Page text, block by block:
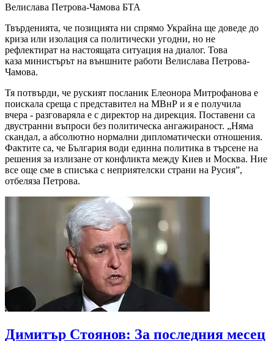
Велислава Петрова-Чамова БТА
Твърденията, че позицията ни спрямо Украйна ще доведе до
криза или изолация са политически угодни, но не
рефлектират на настоящата ситуация на диалог. Това
каза министърът на външните работи Велислава Петрова-
Чамова.
Тя потвърди, че руският посланик Елеонора Митрофанова е
поискала среща с представител на МВнР и я е получила
вчера - разговаряла е с директор на дирекция. Поставени са
двустранни въпроси без политическа ангажираност. „Няма
скандал, а абсолютно нормални дипломатически отношения.
Фактите са, че България води единна политика в търсене на
решения за излизане от конфликта между Киев и Москва. Ние
все още сме в списъка с неприятелски страни на Русия”,
отбеляза Петрова.
Димитър Стоянов: За последния месец